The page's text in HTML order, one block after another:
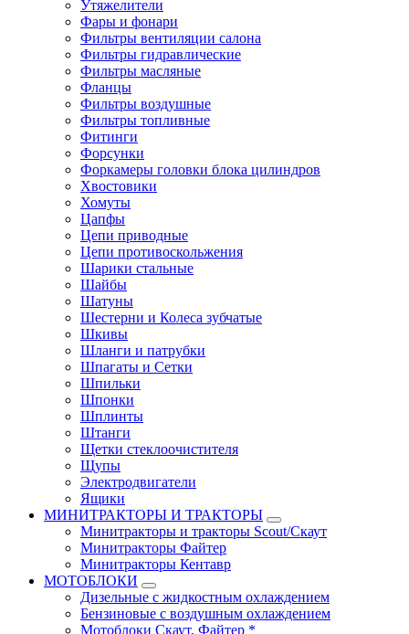
Утяжелители
Фары и фонари
Фильтры вентиляции салона
Фильтры гидравлические
Фильтры масляные
Фланцы
Фильтры воздушные
Фильтры топливные
Фитинги
Форсунки
Форкамеры головки блока цилиндров
Хвостовики
Хомуты
Цапфы
Цепи приводные
Цепи противоскольжения
Шарики стальные
Шайбы
Шатуны
Шестерни и Колеса зубчатые
Шкивы
Шланги и патрубки
Шпагаты и Сетки
Шпильки
Шпонки
Шплинты
Штанги
Щетки стеклоочистителя
Щупы
Электродвигатели
Ящики
МИНИТРАКТОРЫ И ТРАКТОРЫ
Минитракторы и тракторы Scout/Скаут
Минитракторы Файтер
Минитракторы Кентавр
МОТОБЛОКИ
Дизельные с жидкостным охлаждением
Бензиновые с воздушным охлаждением
Мотоблоки Скаут, Файтер *